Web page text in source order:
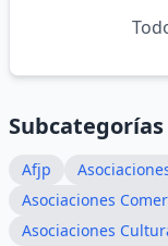
Subcategorías
Afjp
Asociaciones
Asociaciones